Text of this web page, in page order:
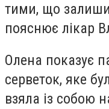
тими, що
пояснює лікар
Олена показує
серветок, яке
взяла із собою